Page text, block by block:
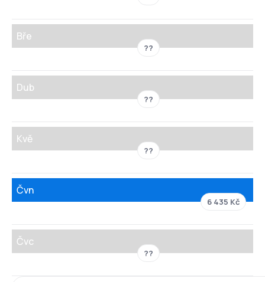
Bře
??
Dub
??
Kvě
??
Čvn
6 435 Kč
Čvc
??